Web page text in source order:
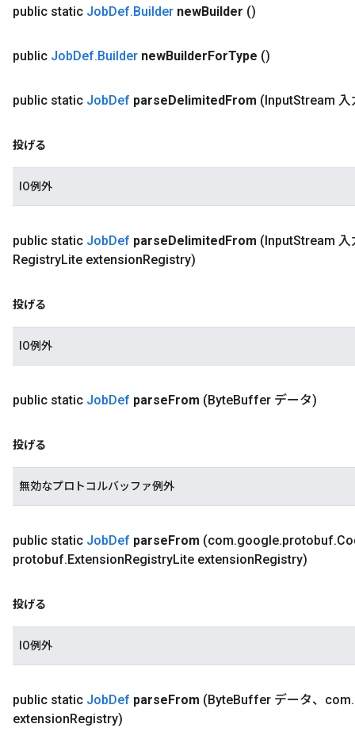
public static JobDef.Builder newBuilder ()
public JobDef.Builder newBuilderForType ()
public static JobDef parseDelimitedFrom (InputStream 入
投げる
IO例外
public static JobDef parseDelimitedFrom (InputStream
RegistryLite extensionRegistry)
投げる
IO例外
public static JobDef parseFrom (ByteBuffer データ)
投げる
無効なプロトコルバッファ例外
public static JobDef parseFrom (com.google.protobuf.
protobuf.ExtensionRegistryLite extensionRegistry)
投げる
IO例外
public static JobDef parseFrom (ByteBuffer データ、com.
extensionRegistry)